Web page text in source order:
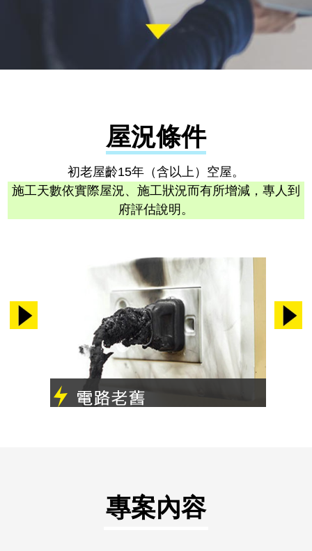
屋況條件
初老屋齡15年（含以上）空屋。
施工天數依實際屋況、施工狀況而有所增減，專人到
府評估說明。
專案內容